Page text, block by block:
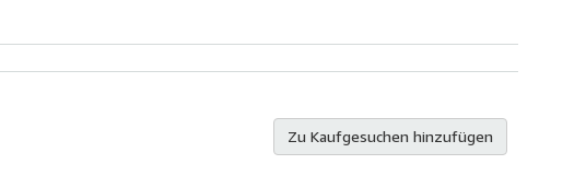
Zu Kaufgesuchen hinzufügen